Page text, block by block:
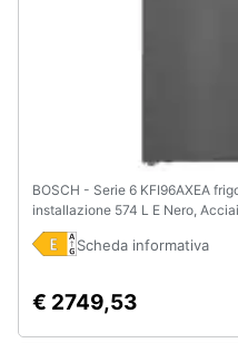
BOSCH - Serie 6 KFI96AXEA
installazione 574 L E Nero,
Scheda informativa
€ 2749,53